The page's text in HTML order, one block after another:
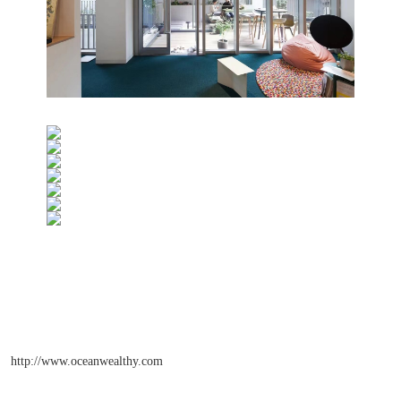
http://www.oceanwealthy.com